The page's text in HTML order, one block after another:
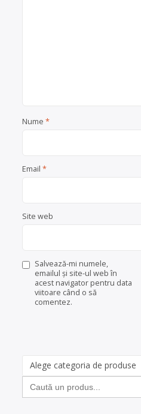
Nume *
Email *
Site web
Salvează-mi numele,
emailul și site-ul web în
acest navigator pentru data
viitoare când o să
comentez.
Categorii
de
produse
Search
for: